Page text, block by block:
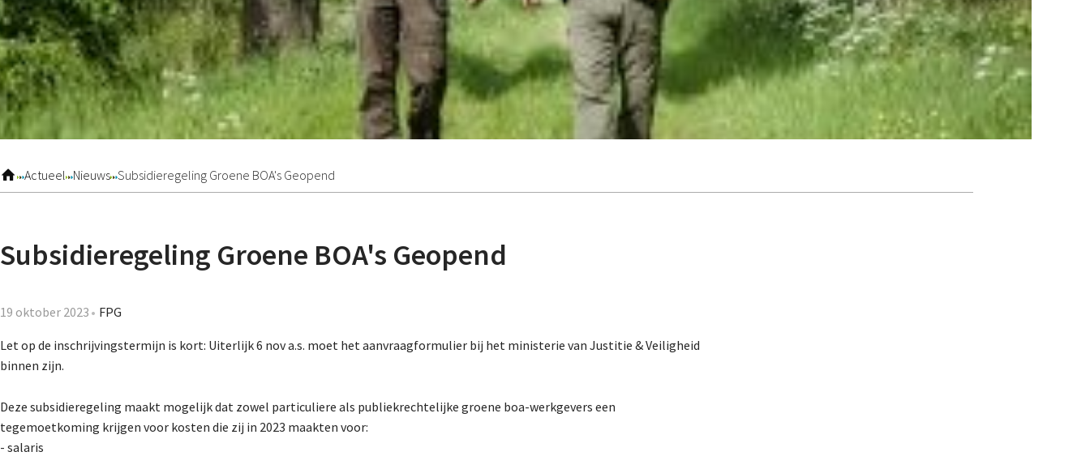
Actueel Nieuws Subsidieregeling Groene BOA's Geopend
Subsidieregeling Groene BOA's Geopend
19 oktober 2023 FPG
Let op de inschrijvingstermijn is kort: Uiterlijk 6 nov a.s. moet het aanvraagformulier bij het ministerie van Justitie & Veiligheid
binnen zijn.
Deze subsidieregeling maakt mogelijk dat zowel particuliere als publiekrechtelijke groene boa-werkgevers een
tegemoetkoming krijgen voor kosten die zij in 2023 maakten voor:
- salaris
Agenda
Nieuwsbrief